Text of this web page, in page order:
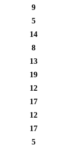
9
5
14
8
13
19
12
17
12
17
5